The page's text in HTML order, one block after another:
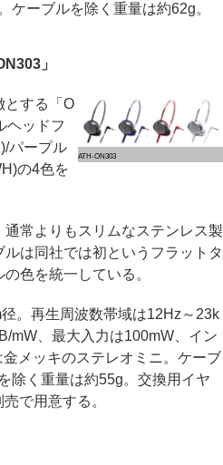
ケーブルを除く重量は約62g。
」
ATH-ON303
する「O
ヘッドフ
パープル
の4色を
常よりもスリムなステンレス製
は同社では初というフラットタ
色を統一している。
。再生周波数帯域は12Hz～23k
mW、最大入力は100mW、イン
メッキのステレオミニ。ケーブ
除く重量は約55g。交換用イヤ
で用意する。